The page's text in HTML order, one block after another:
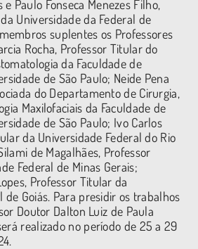
Paulo Fonseca Menezes Filho,
Universidade da Federal de
suplentes os Professores
Rocha, Professor Titular do
da Faculdade de
de São Paulo; Neide Pena
do Departamento de Cirurgia,
Maxilofaciais da Faculdade de
de São Paulo; Ivo Carlos
da Universidade Federal do Rio
de Magalhães, Professor
Federal de Minas Gerais;
Professor Titular da
de Goiás. Para presidir os trabalhos
Doutor Dalton Luiz de Paula
realizado no período de 25 a 29